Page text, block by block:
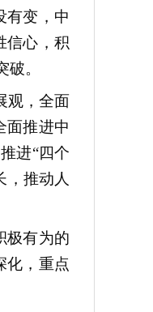
有变，中
信心，积
。
观，全面
面推进中
进“四个
，推动人
极有为的
化，重点